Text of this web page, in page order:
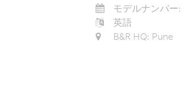
モデルナンバー:
英語
B&R HQ: Pune